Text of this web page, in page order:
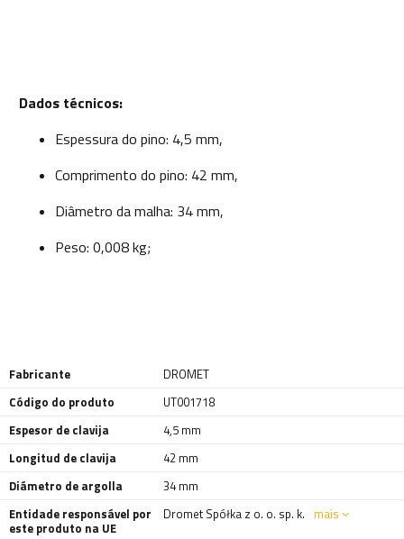
Dados técnicos:
Espessura do pino: 4,5 mm,
Comprimento do pino: 42 mm,
Diâmetro da malha: 34 mm,
Peso: 0,008 kg;
Fabricante
DROMET
Código do produto
UT001718
Espesor de clavija
4,5 mm
Longitud de clavija
42 mm
Diámetro de argolla
34 mm
Entidade responsável por
este produto na UE
Dromet Spółka z o. o. sp. k. mais